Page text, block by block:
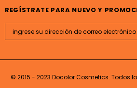
REGÍSTRATE PARA NUEVO Y
© 2015 - 2023 Docolor Cosmetics. Todos